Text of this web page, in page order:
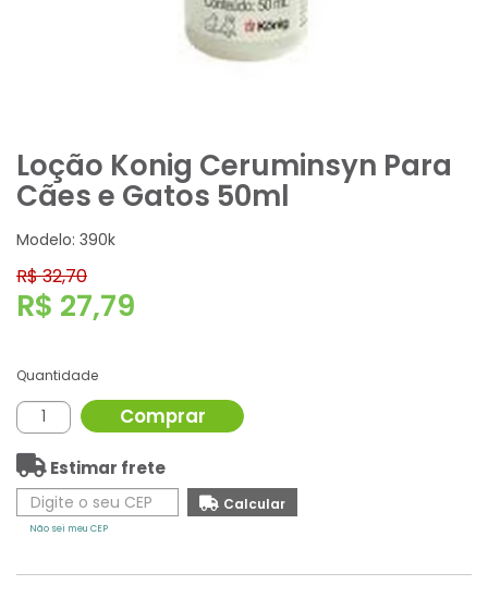
Loção Konig Ceruminsyn Para
Cães e Gatos 50ml
Modelo: 390k
R$ 32,70
R$ 27,79
Quantidade
Comprar
Estimar frete
Não sei meu CEP